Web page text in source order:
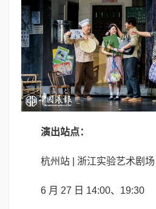
演出站点：
杭州站 | 浙江实验艺术剧场
6 月 27 日 14:00、19:30